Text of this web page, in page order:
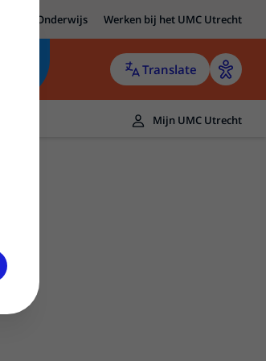
Onderwijs Werken bij het UMC Utrecht
Translate
Mijn UMC Utrecht